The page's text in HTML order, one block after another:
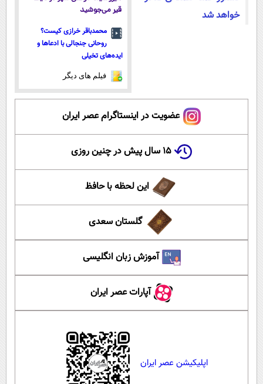
خواهد شد
قیر می‌جوشید
محمدباقر خرازی کیست؟
روحانی جنجالی با ادعاها و
ایده‌های تخیلی
فیلم های دیگر
عضویت در اینستاگرام عصر ایران
۱۵ سال پیش در چنین روزی
این لحظه با حافظ
گلستان سعدی
آموزش زبان انگلیسی
آپارات عصر ایران
اپلیکیشن عصر ایران